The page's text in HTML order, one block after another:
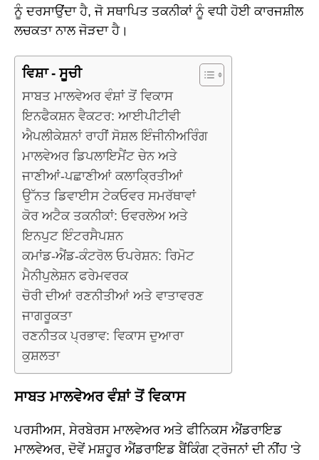
ਨੂੰ ਦਰਸਾਉਂਦਾ ਹੈ, ਜੋ ਸਥਾਪਿਤ ਤਕਨੀਕਾਂ ਨੂੰ ਵਧੀ ਹੋਈ ਕਾਰਜਸ਼ੀਲ
ਲਚਕਤਾ ਨਾਲ ਜੋੜਦਾ ਹੈ।
ਵਿਸ਼ਾ - ਸੂਚੀ
ਸਾਬਤ ਮਾਲਵੇਅਰ ਵੰਸ਼ਾਂ ਤੋਂ ਵਿਕਾਸ
ਇਨਫੈਕਸ਼ਨ ਵੈਕਟਰ: ਆਈਪੀਟੀਵੀ
ਐਪਲੀਕੇਸ਼ਨਾਂ ਰਾਹੀਂ ਸੋਸ਼ਲ ਇੰਜੀਨੀਅਰਿੰਗ
ਮਾਲਵੇਅਰ ਡਿਪਲਾਇਮੈਂਟ ਚੇਨ ਅਤੇ
ਜਾਣੀਆਂ-ਪਛਾਣੀਆਂ ਕਲਾਕ੍ਰਿਤੀਆਂ
ਉੱਨਤ ਡਿਵਾਈਸ ਟੇਕਓਵਰ ਸਮਰੱਥਾਵਾਂ
ਕੋਰ ਅਟੈਕ ਤਕਨੀਕਾਂ: ਓਵਰਲੇਅ ਅਤੇ
ਇਨਪੁਟ ਇੰਟਰਸੈਪਸ਼ਨ
ਕਮਾਂਡ-ਐਂਡ-ਕੰਟਰੋਲ ਓਪਰੇਸ਼ਨ: ਰਿਮੋਟ
ਮੈਨੀਪੁਲੇਸ਼ਨ ਫਰੇਮਵਰਕ
ਚੋਰੀ ਦੀਆਂ ਰਣਨੀਤੀਆਂ ਅਤੇ ਵਾਤਾਵਰਣ
ਜਾਗਰੂਕਤਾ
ਰਣਨੀਤਕ ਪ੍ਰਭਾਵ: ਵਿਕਾਸ ਦੁਆਰਾ
ਕੁਸ਼ਲਤਾ
ਸਾਬਤ ਮਾਲਵੇਅਰ ਵੰਸ਼ਾਂ ਤੋਂ ਵਿਕਾਸ
ਪਰਸੀਅਸ, ਸੇਰਬੇਰਸ ਮਾਲਵੇਅਰ ਅਤੇ ਫੀਨਿਕਸ ਐਂਡਰਾਇਡ
ਮਾਲਵੇਅਰ, ਦੋਵੇਂ ਮਸ਼ਹੂਰ ਐਂਡਰਾਇਡ ਬੈਂਕਿੰਗ ਟ੍ਰੋਜਨਾਂ ਦੀ ਨੀਂਹ 'ਤੇ